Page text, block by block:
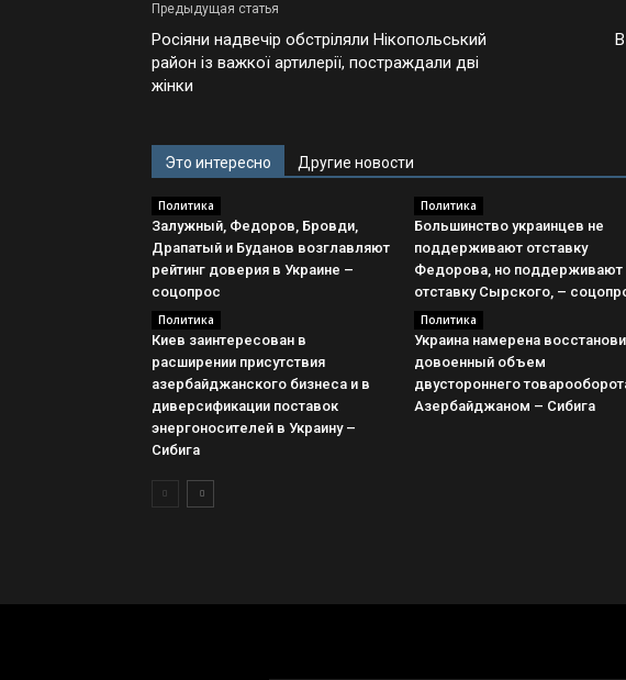
Предыдущая статья
Росіяни надвечір обстріляли Нікопольський
район із важкої артилерії, постраждали дві
жінки
Это интересно Другие новости
Политика
Залужный, Федоров, Бровди,
Драпатый и Буданов возглавляют
рейтинг доверия в Украине –
соцопрос
Политика
Большинство украинцев не
поддерживают отставку
Федорова, но поддерживают
отставку Сырского, –
Политика
Киев заинтересован в
расширении присутствия
азербайджанского бизнеса и в
диверсификации поставок
энергоносителей в Украину –
Сибига
Политика
Украина намерена
довоенный объем
двустороннего
Азербайджаном – Сибига